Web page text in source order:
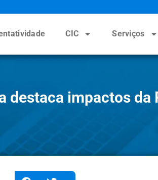
CIC Serviços
destaca impactos